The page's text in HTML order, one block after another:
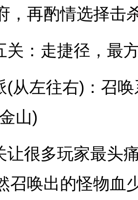
，再酌情选择击
关：走捷径，最
(从左往右)：召
山)
让很多玩家最头
召唤出的怪物血